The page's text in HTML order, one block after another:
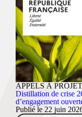
APPELS À
Distillation de crise
d’engagement
Publié le 22 juin